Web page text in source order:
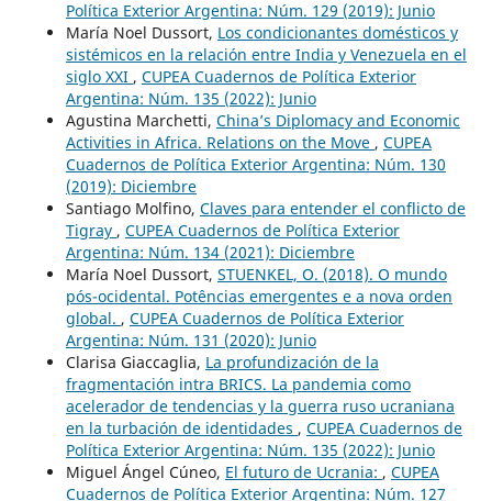
Política Exterior Argentina: Núm. 129 (2019): Junio
María Noel Dussort, Los condicionantes domésticos y
sistémicos en la relación entre India y Venezuela en el
siglo XXI , CUPEA Cuadernos de Política Exterior
Argentina: Núm. 135 (2022): Junio
Agustina Marchetti, China’s Diplomacy and Economic
Activities in Africa. Relations on the Move , CUPEA
Cuadernos de Política Exterior Argentina: Núm. 130
(2019): Diciembre
Santiago Molfino, Claves para entender el conflicto de
Tigray , CUPEA Cuadernos de Política Exterior
Argentina: Núm. 134 (2021): Diciembre
María Noel Dussort, STUENKEL, O. (2018). O mundo
pós-ocidental. Potências emergentes e a nova orden
global. , CUPEA Cuadernos de Política Exterior
Argentina: Núm. 131 (2020): Junio
Clarisa Giaccaglia, La profundización de la
fragmentación intra BRICS. La pandemia como
acelerador de tendencias y la guerra ruso ucraniana
en la turbación de identidades , CUPEA Cuadernos de
Política Exterior Argentina: Núm. 135 (2022): Junio
Miguel Ángel Cúneo, El futuro de Ucrania: , CUPEA
Cuadernos de Política Exterior Argentina: Núm. 127